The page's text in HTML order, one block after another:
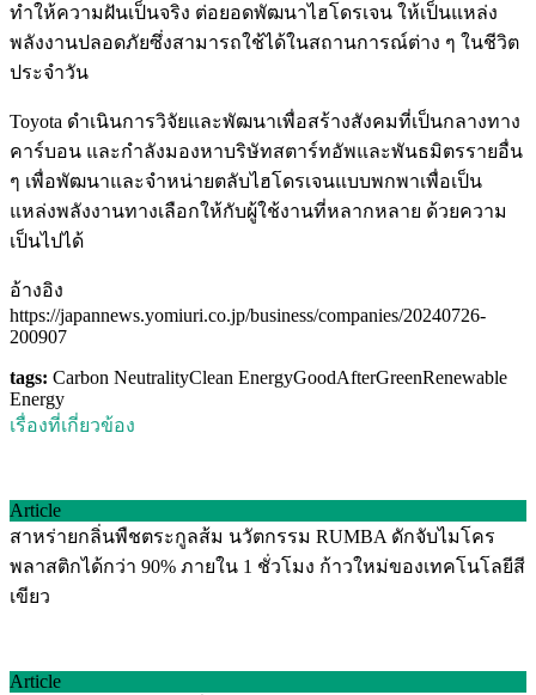
ทำให้ความฝันเป็นจริง ต่อยอดพัฒนาไฮโดรเจน ให้เป็นแหล่ง
พลังงานปลอดภัยซึ่งสามารถใช้ได้ในสถานการณ์ต่าง ๆ ในชีวิต
ประจำวัน
Toyota ดำเนินการวิจัยและพัฒนาเพื่อสร้างสังคมที่เป็นกลางทาง
คาร์บอน และกำลังมองหาบริษัทสตาร์ทอัพและพันธมิตรรายอื่น
ๆ เพื่อพัฒนาและจำหน่ายตลับไฮโดรเจนแบบพกพาเพื่อเป็น
แหล่งพลังงานทางเลือกให้กับผู้ใช้งานที่หลากหลาย ด้วยความ
เป็นไปได้
อ้างอิง
https://japannews.yomiuri.co.jp/business/companies/20240726-
200907
tags: Carbon NeutralityClean EnergyGoodAfterGreenRenewable
Energy
เรื่องที่เกี่ยวข้อง
Article
สาหร่ายกลิ่นพืชตระกูลส้ม นวัตกรรม RUMBA ดักจับไมโคร
พลาสติกได้กว่า 90% ภายใน 1 ชั่วโมง ก้าวใหม่ของเทคโนโลยีสี
เขียว
Article